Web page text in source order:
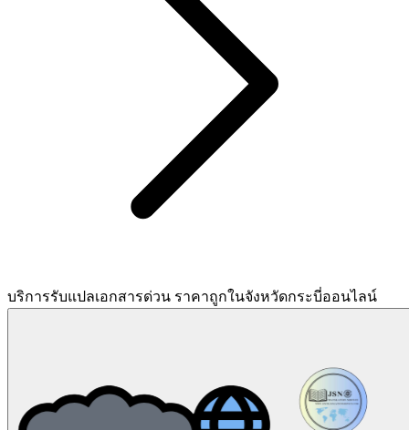
บริการรับแปลเอกสารด่วน ราคาถูกในจังหวัดกระบี่ออนไลน์